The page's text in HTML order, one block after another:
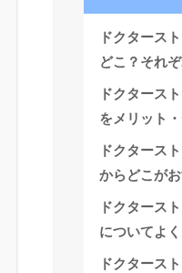
ドクタース
どこ？それ
ドクタース
をメリット
ドクタース
からどこが
ドクタース
についてよ
ドクタース